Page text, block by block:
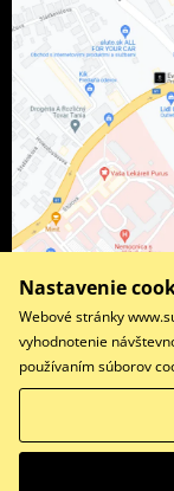
Facebook
Nastavenie
Webové stránky
vyhodnotenie
používaním súborov